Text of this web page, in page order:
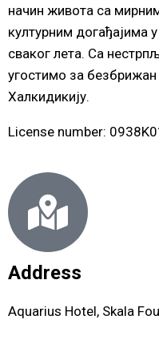
начин живота са
културним догађајима
сваког лета. Са
угостимо за
Халкидикију.
License number:
Address
Aquarius Hotel, Skala